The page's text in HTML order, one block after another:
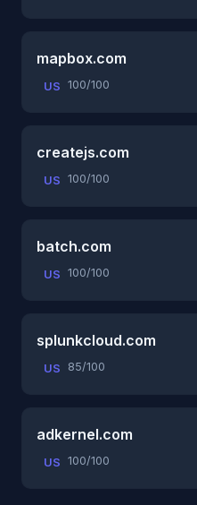
mapbox.com
US 100/100
createjs.com
US 100/100
batch.com
US 100/100
splunkcloud.com
US 85/100
adkernel.com
US 100/100